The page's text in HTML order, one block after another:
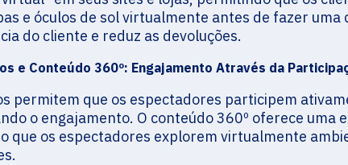
e óculos de sol virtualmente antes de fazer uma
do cliente e reduz as devoluções.
e Conteúdo 360º: Engajamento Através da
permitem que os espectadores participem
o engajamento. O conteúdo 360º oferece uma
que os espectadores explorem virtualmente